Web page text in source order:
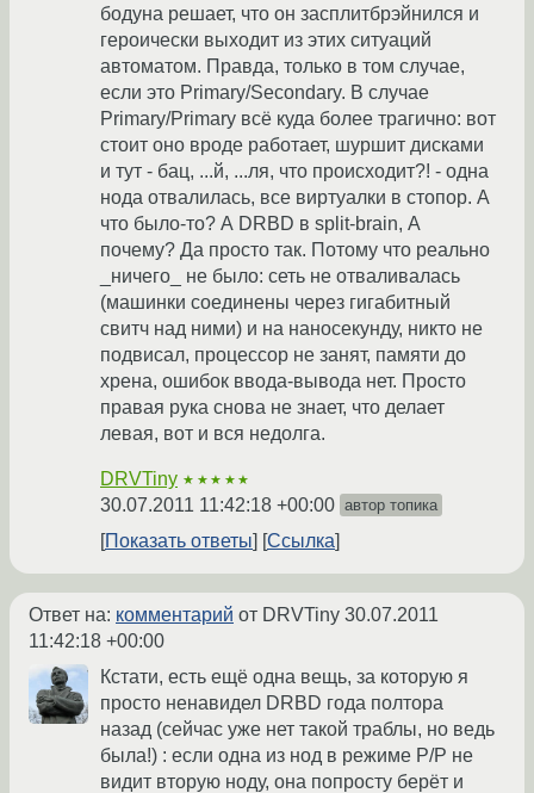
бодуна решает, что он засплитбрэйнился и
героически выходит из этих ситуаций
автоматом. Правда, только в том случае,
если это Primary/Secondary. В случае
Primary/Primary всё куда более трагично: вот
стоит оно вроде работает, шуршит дисками
и тут - бац, ...й, ...ля, что происходит?! - одна
нода отвалилась, все виртуалки в стопор. А
что было-то? А DRBD в split-brain, А
почему? Да просто так. Потому что реально
_ничего_ не было: сеть не отваливалась
(машинки соединены через гигабитный
свитч над ними) и на наносекунду, никто не
подвисал, процессор не занят, памяти до
хрена, ошибок ввода-вывода нет. Просто
правая рука снова не знает, что делает
левая, вот и вся недолга.
DRVTiny ★★★★★
30.07.2011 11:42:18 +00:00 автор топика
Показать ответы Ссылка
Ответ на: комментарий от DRVTiny 30.07.2011
11:42:18 +00:00
Кстати, есть ещё одна вещь, за которую я
просто ненавидел DRBD года полтора
назад (сейчас уже нет такой траблы, но ведь
была!) : если одна из нод в режиме P/P не
видит вторую ноду, она попросту берёт и